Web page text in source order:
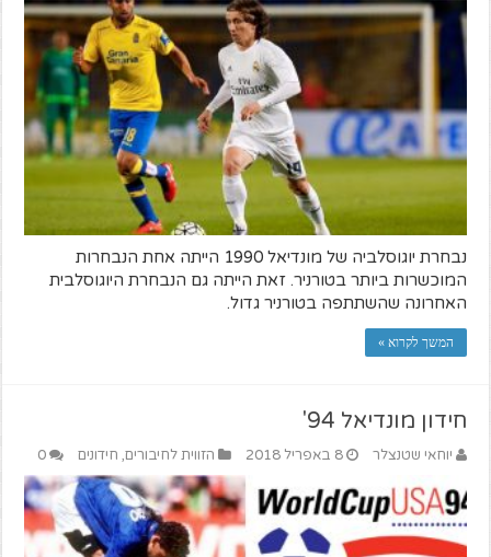
נבחרת יוגוסלביה של מונדיאל 1990 הייתה אחת הנבחרות
המוכשרות ביותר בטורניר. זאת הייתה גם הנבחרת היוגוסלבית
האחרונה שהשתתפה בטורניר גדול.
המשך לקרוא »
חידון מונדיאל 94'
יוחאי שטנצלר 8 באפריל 2018 הזווית לחיבורים, חידונים 0